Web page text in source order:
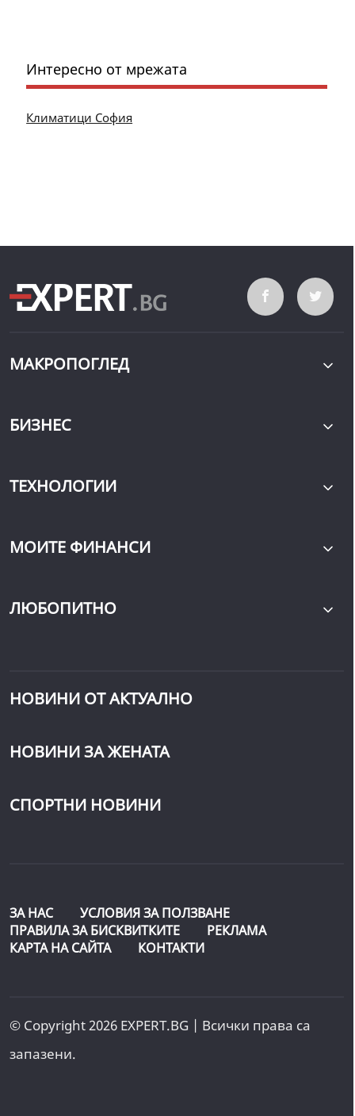
Интересно от мрежата
Климатици София
МАКРОПОГЛЕД
БИЗНЕС
ТЕХНОЛОГИИ
МОИТЕ ФИНАНСИ
ЛЮБОПИТНО
НОВИНИ ОТ АКТУАЛНО
НОВИНИ ЗА ЖЕНАТА
СПОРТНИ НОВИНИ
ЗА НАС
УСЛОВИЯ ЗА ПОЛЗВАНЕ
ПРАВИЛА ЗА БИСКВИТКИТЕ
РЕКЛАМА
КАРТА НА САЙТА
КОНТАКТИ
© Copyright 2026 EXPERT.BG | Всички права са
запазени.